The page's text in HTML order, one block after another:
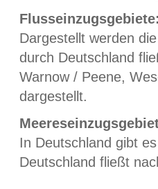
Dargestellt werden
durch Deutschland
Warnow / Peene,
dargestellt.
In Deutschland gibt
Deutschland fließt